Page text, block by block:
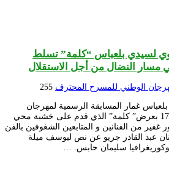
لسيدي بلعباس “كلمة” تسلط
مسار النضال من أجل الاستقلال
الوطني للمسرح المحترف 255
غمار المسابقة الرسمية لمهرجان
المسرح المحترف في دورته 17 بعرض” كلمة” الذي قدم على خشبة محي
من الفنانين و المتابعين الشغوفين بالفن
عبد القادر جريو عن نص ليوسف ميلة
سليمان حابس. …